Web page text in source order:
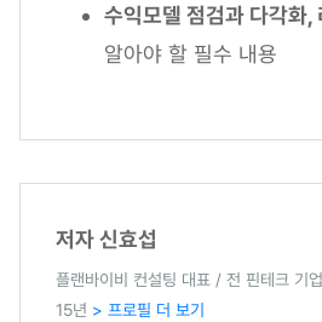
수익모델 점검과 다각화,
알아야 할 필수 내용
저자 신효섭
플랜바이비 컨설팅 대표 / 전 핀테크 기
15년 > 프로필 더 보기